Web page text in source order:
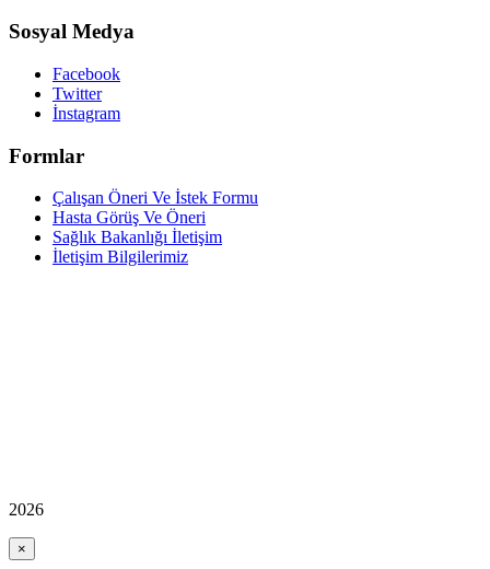
Sosyal Medya
Facebook
Twitter
İnstagram
Formlar
Çalışan Öneri Ve İstek Formu
Hasta Görüş Ve Öneri
Sağlık Bakanlığı İletişim
İletişim Bilgilerimiz
2026
×